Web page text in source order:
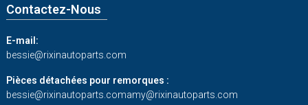
Contactez-Nous
E-mail:
bessie@rixinautoparts.com
Pièces détachées pour remorques :
bessie@rixinautoparts.comamy@rixinautoparts.com